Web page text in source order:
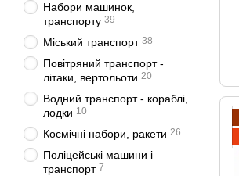
Набори машинок,
транспорту 39
Міський транспорт 38
Повітряний транспорт -
літаки, вертольоти 20
Водний транспорт - кораблі,
лодки 10
Космічні набори, ракети 26
Поліцейські машини і
транспорт 7